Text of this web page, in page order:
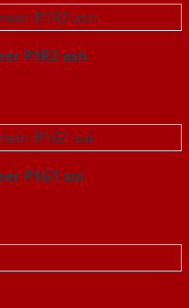
P1R2 ash
P1G1 soi